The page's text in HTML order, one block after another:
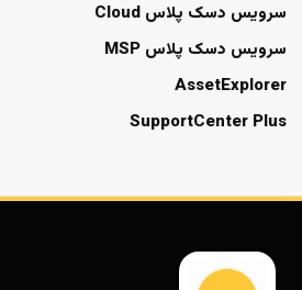
سرویس دسک پلاس Cloud
سرویس دسک پلاس MSP
AssetExplorer
SupportCenter Plus